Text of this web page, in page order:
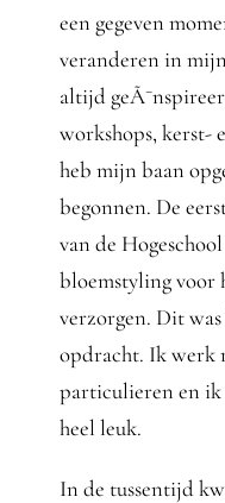
een gegeven
veranderen in
altijd
workshops, kerst-
heb mijn baan
begonnen. De
van de
bloemstyling voor
verzorgen. Dit
opdracht. Ik werk
particulieren en
heel leuk.
In de tussentijd